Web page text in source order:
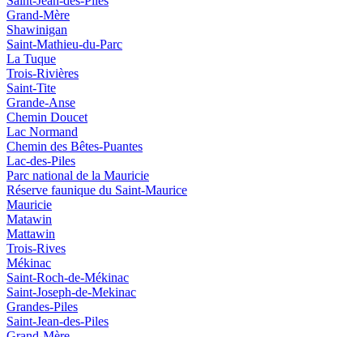
Grand-Mère
Shawinigan
Saint-Mathieu-du-Parc
La Tuque
Trois-Rivières
Saint-Tite
Grande-Anse
Chemin Doucet
Lac Normand
Chemin des Bêtes-Puantes
Lac-des-Piles
Parc national de la Mauricie
Réserve faunique du Saint‑Maurice
Mauricie
Matawin
Mattawin
Trois-Rives
Mékinac
Saint-Roch-de-Mékinac
Saint-Joseph-de-Mekinac
Grandes-Piles
Saint-Jean-des-Piles